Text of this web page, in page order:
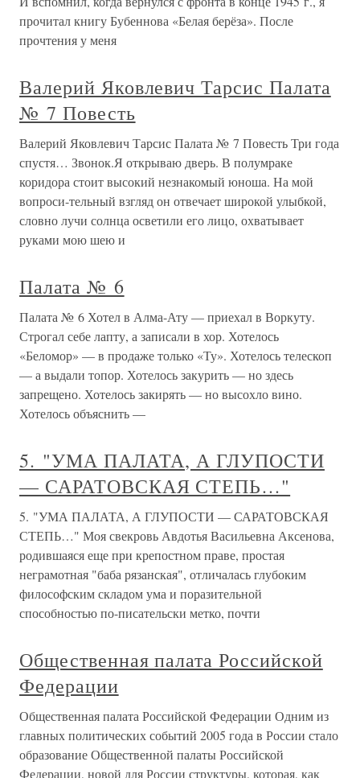
прочитал книгу Бубеннова «Белая берёза». После
прочтения у меня
Валерий Яковлевич Тарсис Палата
№ 7 Повесть
Валерий Яковлевич Тарсис Палата № 7 Повесть Три года
спустя… Звонок.Я открываю дверь. В полумраке
коридора стоит высокий незнакомый юноша. На мой
вопроси-тельный взгляд он отвечает широкой улыбкой,
словно лучи солнца осветили его лицо, охватывает
руками мою шею и
Палата № 6
Палата № 6 Хотел в Алма-Ату — приехал в Воркуту.
Строгал себе лапту, а записали в хор. Хотелось
«Беломор» — в продаже только «Ту». Хотелось телескоп
— а выдали топор. Хотелось закурить — но здесь
запрещено. Хотелось закирять — но высохло вино.
Хотелось объяснить —
5. "УМА ПАЛАТА, А ГЛУПОСТИ
— САРАТОВСКАЯ СТЕПЬ…"
5. "УМА ПАЛАТА, А ГЛУПОСТИ — САРАТОВСКАЯ
СТЕПЬ…" Моя свекровь Авдотья Васильевна Аксенова,
родившаяся еще при крепостном праве, простая
неграмотная "баба рязанская", отличалась глубоким
философским складом ума и поразительной
способностью по-писательски метко, почти
Общественная палата Российской
Федерации
Общественная палата Российской Федерации Одним из
главных политических событий 2005 года в России стало
образование Общественной палаты Российской
Федерации, новой для России структуры, которая, как